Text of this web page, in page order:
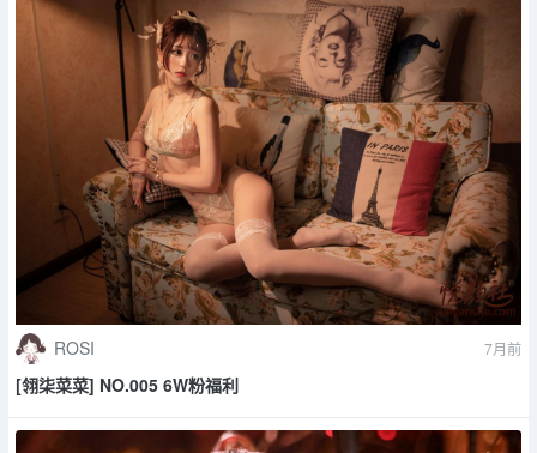
ROSI 7月前
[翎柒菜菜] NO.005 6W粉福利